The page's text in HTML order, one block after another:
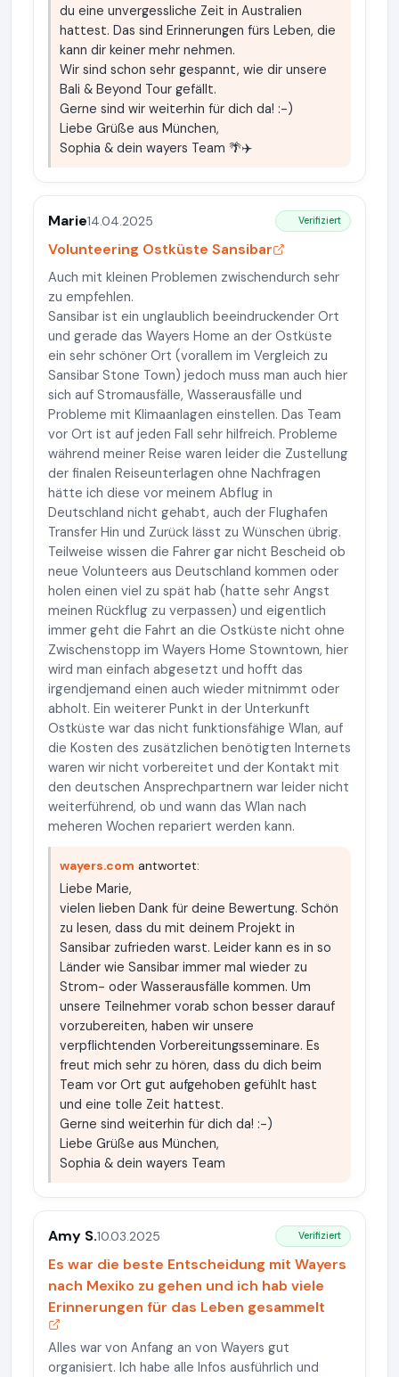
du eine unvergessliche Zeit in Australien
hattest. Das sind Erinnerungen fürs Leben, die
kann dir keiner mehr nehmen.
Wir sind schon sehr gespannt, wie dir unsere
Bali & Beyond Tour gefällt.
Gerne sind wir weiterhin für dich da! :-)
Liebe Grüße aus München,
Sophia & dein wayers Team 🌴✈️
Marie14.04.2025 Verifiziert
Volunteering Ostküste Sansibar
Auch mit kleinen Problemen zwischendurch sehr
zu empfehlen.
Sansibar ist ein unglaublich beeindruckender Ort
und gerade das Wayers Home an der Ostküste
ein sehr schöner Ort (vorallem im Vergleich zu
Sansibar Stone Town) jedoch muss man auch hier
sich auf Stromausfälle, Wasserausfälle und
Probleme mit Klimaanlagen einstellen. Das Team
vor Ort ist auf jeden Fall sehr hilfreich. Probleme
während meiner Reise waren leider die Zustellung
der finalen Reiseunterlagen ohne Nachfragen
hätte ich diese vor meinem Abflug in
Deutschland nicht gehabt, auch der Flughafen
Transfer Hin und Zurück lässt zu Wünschen übrig.
Teilweise wissen die Fahrer gar nicht Bescheid ob
neue Volunteers aus Deutschland kommen oder
holen einen viel zu spät hab (hatte sehr Angst
meinen Rückflug zu verpassen) und eigentlich
immer geht die Fahrt an die Ostküste nicht ohne
Zwischenstopp im Wayers Home Stowntown, hier
wird man einfach abgesetzt und hofft das
irgendjemand einen auch wieder mitnimmt oder
abholt. Ein weiterer Punkt in der Unterkunft
Ostküste war das nicht funktionsfähige Wlan, auf
die Kosten des zusätzlichen benötigten Internets
waren wir nicht vorbereitet und der Kontakt mit
den deutschen Ansprechpartnern war leider nicht
weiterführend, ob und wann das Wlan nach
meheren Wochen repariert werden kann.
wayers.com antwortet:
Liebe Marie,
vielen lieben Dank für deine Bewertung. Schön
zu lesen, dass du mit deinem Projekt in
Sansibar zufrieden warst. Leider kann es in so
Länder wie Sansibar immer mal wieder zu
Strom- oder Wasserausfälle kommen. Um
unsere Teilnehmer vorab schon besser darauf
vorzubereiten, haben wir unsere
verpflichtenden Vorbereitungsseminare. Es
freut mich sehr zu hören, dass du dich beim
Team vor Ort gut aufgehoben gefühlt hast
und eine tolle Zeit hattest.
Gerne sind weiterhin für dich da! :-)
Liebe Grüße aus München,
Sophia & dein wayers Team
Amy S.10.03.2025 Verifiziert
Es war die beste Entscheidung mit Wayers
nach Mexiko zu gehen und ich hab viele
Erinnerungen für das Leben gesammelt
Alles war von Anfang an von Wayers gut
organisiert. Ich habe alle Infos ausführlich und